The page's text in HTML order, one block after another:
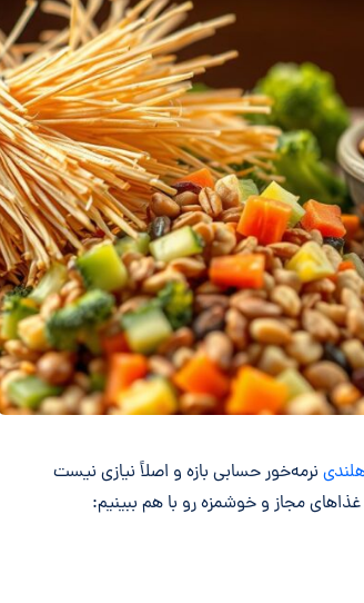
نرمه‌خور حسابی بازه و اصلاً نیازی نیست
مجاز و خوشمزه رو با هم ببینیم: